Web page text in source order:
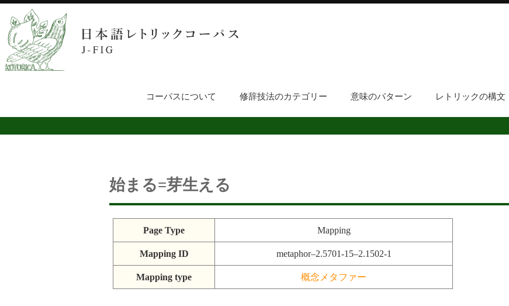
コーパスについて 修辞技法のカテゴリー 意味のパターン レトリックの構文
始まる=芽生える
Page Type Mapping
Mapping ID metaphor–2.5701-15–2.1502-1
Mapping type 概念メタファー